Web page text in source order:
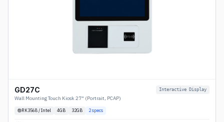
GD27C Interactive Display
Wall Mounting Touch Kiosk 27" (Portrait, PCAP)
RK3568 / Intel 4GB 32GB 2specs